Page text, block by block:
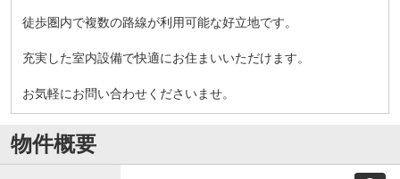
徒歩圏内で複数の路線が利用可能な好立地です。
充実した室内設備で快適にお住まいいただけます。
お気軽にお問い合わせくださいませ。
物件概要